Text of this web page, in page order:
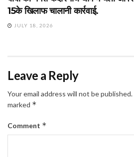
15के खिलाफ चालानी कार्रवाई.
JULY 18, 2026
Leave a Reply
Your email address will not be published.
marked *
Comment *